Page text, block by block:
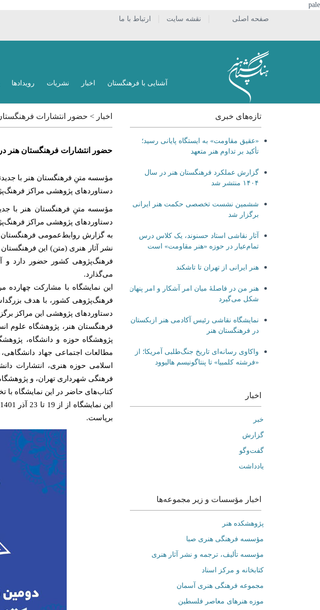
pale
ارتباط با ما نقشه سایت صفحه اصلی
آشنایی با فرهنگستان اخبار نشریات رویدادها
اخبار > حضور انتشارات
حضور انتشارات فرهنگستان هنر
مؤسسه متنِ فرهنگستان هنر با
دستاوردهای پژوهشی مراکز
مؤسسه متنِ فرهنگستان هنر با
دستاوردهای پژوهشی مراکز
به گزارش روابط‌عمومی
نشر آثار هنری (متن) این
فرهنگ‌پژوهی کشور حضور دارد و
می‌گذارد.
این نمایشگاه با مشارکت چهارده
فرهنگ‌پژوهی کشور، با هدف
دستاوردهای پژوهشی این مراکز
فرهنگستان هنر، پژوهشگاه علوم
پژوهشگاه حوزه و دانشگاه،
مطالعات اجتماعی جهاد
اسلامی حوزه هنری، انتشارات
فرهنگی شهرداری تهران، و
کتاب‌های حاضر در این نمایشگاه با تخفیف 30 تا 70درصد (ویژه استادان و دانشجویان)
برپاست.
تازه‌های خبری
«عقیق مقاومت» به ایستگاه پایانی رسید؛
تأکید بر تداوم هنر متعهد
گزارش عملکرد فرهنگستان هنر در سال
۱۴۰۴ منتشر شد
ششمین نشست تخصصی حکمت هنر ایرانی
برگزار شد
آثار نقاشی استاد حسنوند، یک کلاس درس
تمام‌عیار در حوزه «هنر مقاومت» است
هنر ایرانی از تهران تا تاشکند
هنر من در فاصلۀ میان امر آشکار و امر پنهان
شکل می‌گیرد
نمایشگاه نقاشی رئیس آکادمی هنر ازبکستان
در فرهنگستان هنر
واکاوی رسانه‌ای تاریخ جنگ‌طلبی آمریکا؛ از
«فرشته کلمبیا» تا پنتاگونیسم هالیوود
اخبار
خبر
گزارش
گفت‌وگو
یادداشت
اخبار مؤسسات و زیر مجموعه‌ها
پژوهشکده هنر
مؤسسه فرهنگی هنری صبا
مؤسسه تألیف، ترجمه و نشر آثار هنری
کتابخانه و مرکز اسناد
مجموعه فرهنگی هنری آسمان
موزه هنرهای‌ معاصر فلسطین